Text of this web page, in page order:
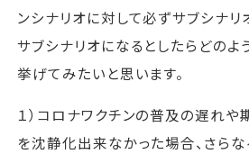
ンシナリオに対して必ずサブシナリ
サブシナリオになるとしたらどの
挙げてみたいと思います。
１）コロナワクチンの普及の遅れ
を沈静化出来なかった場合、さら